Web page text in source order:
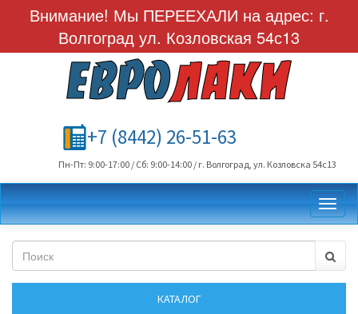
Внимание! Мы ПЕРЕЕХАЛИ на адрес: г.
Волгоград ул. Козловская 54с13
+7 (8442) 26-51-63
Пн-Пт: 9:00-17:00 / Сб: 9:00-14:00 / г. Волгоград, ул. Козловска 54с13